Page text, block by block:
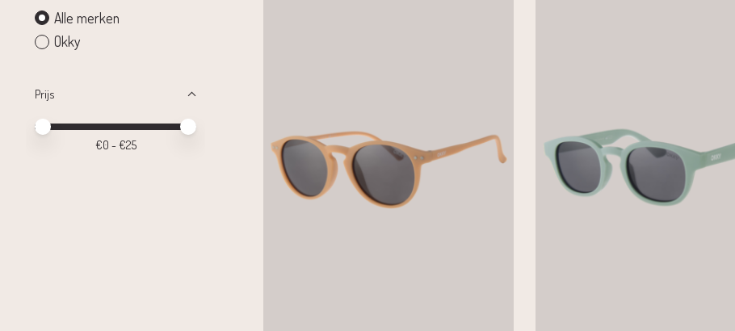
Alle merken
Okky
Prijs
Minimale prijswaarde
Price maximum value
€0 - €25